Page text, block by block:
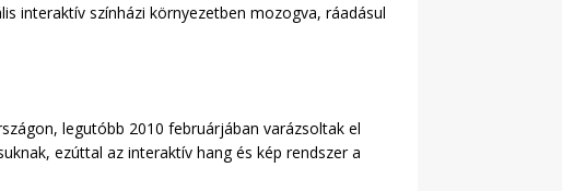
interaktív színházi környezetben mozogva, ráadásul
legutóbb 2010 februárjában varázsoltak el
ezúttal az interaktív hang és kép rendszer a